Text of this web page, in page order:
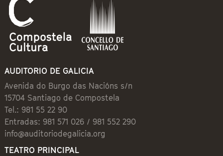
AUDITORIO DE GALICIA
Avenida do Burgo das Nacións s/n
15704 Santiago de Compostela
Tel.: 981 55 22 90
Entradas: 981 571 026 / 981 552 290
info@auditoriodegalicia.org
TEATRO PRINCIPAL